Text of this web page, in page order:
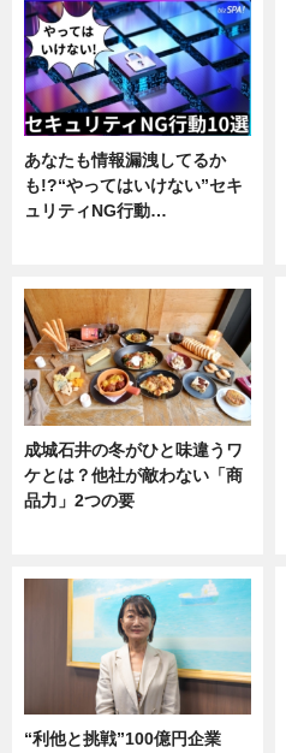
あなたも情報漏洩してるか
も!?“やってはいけない”セキ
ュリティNG行動…
成城石井の冬がひと味違うワ
ケとは？他社が敵わない「商
品力」2つの要
“利他と挑戦”100億円企業